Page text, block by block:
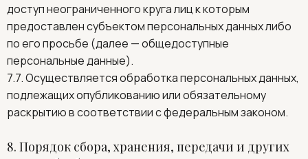
доступ неограниченного круга лиц к которым
предоставлен субъектом персональных данных либо
по его просьбе (далее — общедоступные
персональные данные).
7.7. Осуществляется обработка персональных данных,
подлежащих опубликованию или обязательному
раскрытию в соответствии с федеральным законом.
8. Порядок сбора, хранения, передачи и других